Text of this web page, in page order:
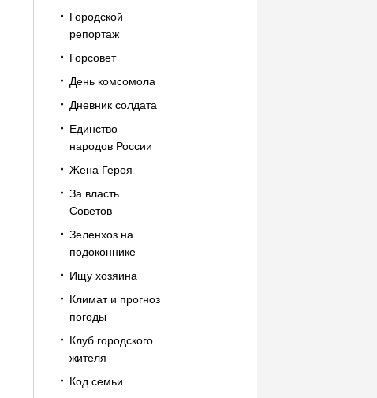
Городской
репортаж
Горсовет
День комсомола
Дневник солдата
Единство
народов России
Жена Героя
За власть
Советов
Зеленхоз на
подоконнике
Ищу хозяина
Климат и прогноз
погоды
Клуб городского
жителя
Код семьи